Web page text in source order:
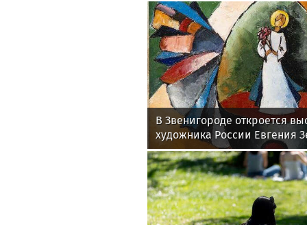
В Звенигороде откроется
художника России Евгения